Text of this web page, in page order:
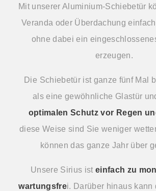
Mit unserer Aluminium-Schiebetür
Veranda oder Überdachung
ohne dabei ein
erzeugen.
Die Schiebetür ist ganze fünf Mal
als eine gewöhnliche Glastür
optimalen Schutz vor Regen
diese Weise sind Sie weniger
können das ganze Jahr über
Unsere Sirius ist einfach zu
wartungsfrei. Darüber hinaus kann